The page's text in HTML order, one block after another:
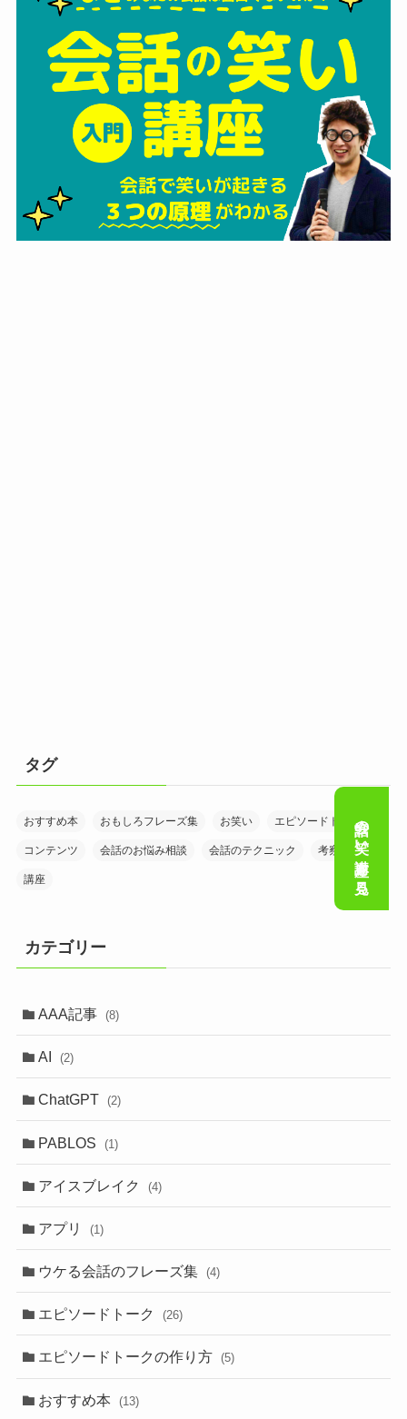
タグ
おすすめ本 おもしろフレーズ集 お笑い エピソードトーク
コンテンツ 会話のお悩み相談 会話のテクニック 考察
講座
カテゴリー
AAA記事 (8)
AI (2)
ChatGPT (2)
PABLOS (1)
アイスブレイク (4)
アプリ (1)
ウケる会話のフレーズ集 (4)
エピソードトーク (26)
エピソードトークの作り方 (5)
おすすめ本 (13)
会話の笑い講座を見る